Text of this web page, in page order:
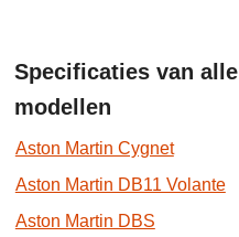
Specificaties van
modellen
Aston Martin Cygnet
Aston Martin DB11 Volante
Aston Martin DBS